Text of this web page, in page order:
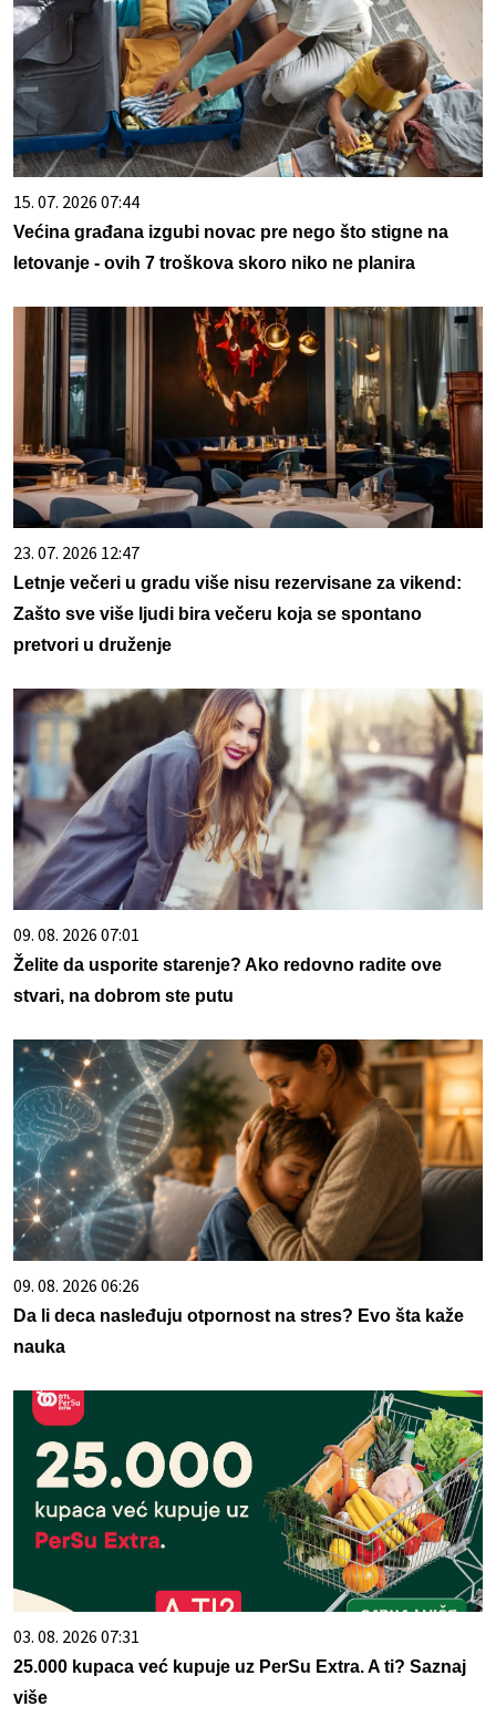
15. 07. 2026 07:44
Većina građana izgubi novac pre nego što stigne na
letovanje - ovih 7 troškova skoro niko ne planira
23. 07. 2026 12:47
Letnje večeri u gradu više nisu rezervisane za vikend:
Zašto sve više ljudi bira večeru koja se spontano
pretvori u druženje
09. 08. 2026 07:01
Želite da usporite starenje? Ako redovno radite ove
stvari, na dobrom ste putu
09. 08. 2026 06:26
Da li deca nasleđuju otpornost na stres? Evo šta kaže
nauka
03. 08. 2026 07:31
25.000 kupaca već kupuje uz PerSu Extra. A ti? Saznaj
više